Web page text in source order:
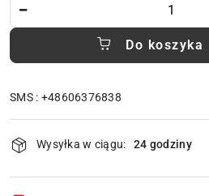
Do koszyka
SMS : +48606376838
i
dostawa
Wysyłka w ciągu: 24 godziny